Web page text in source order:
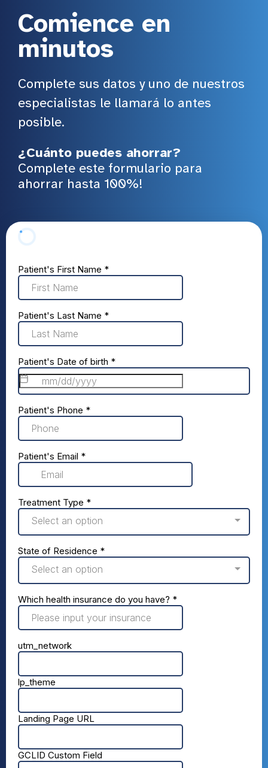
Comience en
minutos
Complete sus datos y uno de nuestros
especialistas le llamará lo antes
posible.
¿Cuánto puedes ahorrar?
Complete este formulario para
ahorrar hasta 100%!